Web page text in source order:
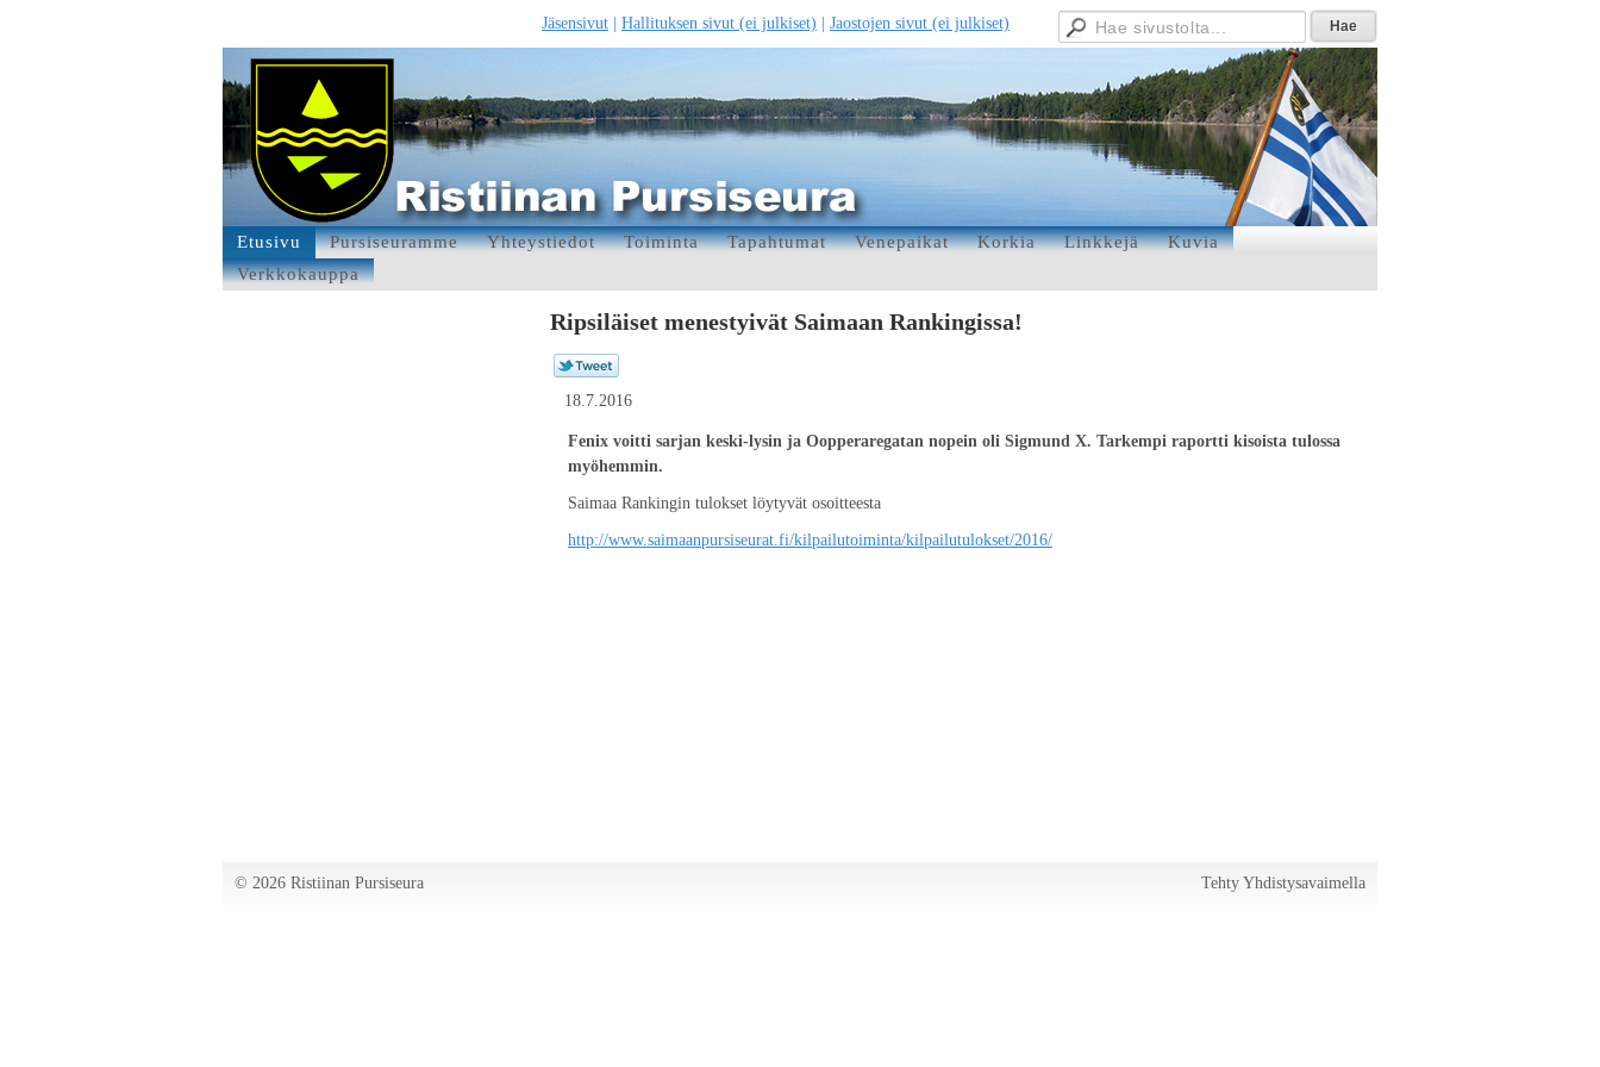
Jäsensivut Hallituksen sivut (ei julkiset) Jaostojen sivut (ei julkiset)
Etusivu Pursiseuramme Yhteystiedot Toiminta Tapahtumat Venepaikat Korkia Linkkejä
Kuvia
Verkkokauppa
Ripsiläiset menestyivät Saimaan Rankingissa!
18.7.2016
Fenix voitti sarjan keski-lysin ja Oopperaregatan nopein oli Sigmund X. Tarkempi raportti kisoista tulossa
myöhemmin.
Saimaa Rankingin tulokset löytyvät osoitteesta
http://www.saimaanpursiseurat.fi/kilpailutoiminta/kilpailutulokset/2016/
Tehty Yhdistysavaimella
© 2026 Ristiinan Pursiseura